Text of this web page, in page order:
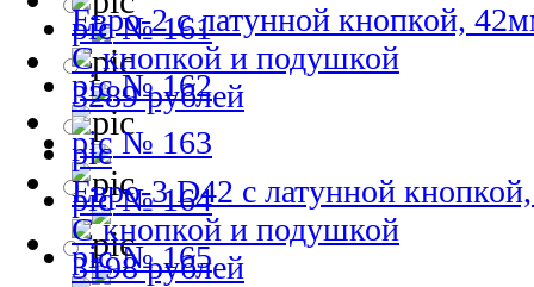
№ 161
№ 162
№ 163
№ 164
№ 165
Евро-2 с латунной кнопкой,
С кнопкой и подушкой
3289 рублей
Евро-3 D42 с латунной
С кнопкой и подушкой
3198 рублей